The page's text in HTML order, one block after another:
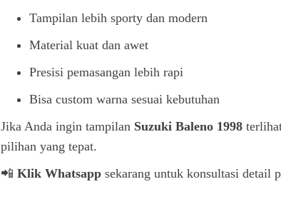
Tampilan lebih sporty dan modern
Material kuat dan awet
Presisi pemasangan lebih rapi
Bisa custom warna sesuai kebutuhan
Jika Anda ingin tampilan Suzuki Baleno 1998
pilihan yang tepat.
📲 Klik Whatsapp sekarang untuk konsultasi detail